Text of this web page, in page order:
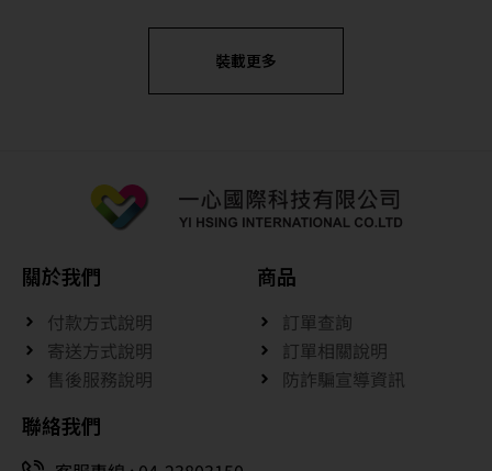
裝載更多
關於我們
付款方式說明
寄送方式說明
售後服務說明
商品
訂單查詢
訂單相關說明
防詐騙宣導資訊
聯絡我們